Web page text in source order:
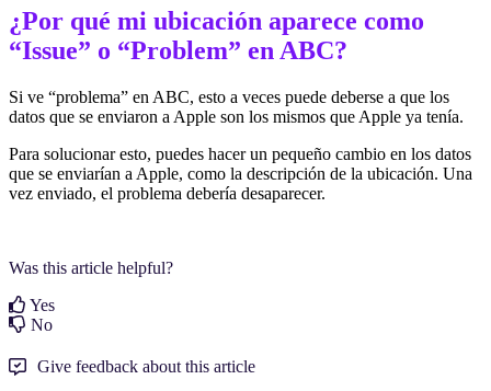
¿Por qué mi ubicación aparece como
“Issue” o “Problem” en ABC?
Si ve “problema” en ABC, esto a veces puede deberse a que los
datos que se enviaron a Apple son los mismos que Apple ya tenía.
Para solucionar esto, puedes hacer un pequeño cambio en los datos
que se enviarían a Apple, como la descripción de la ubicación. Una
vez enviado, el problema debería desaparecer.
Was this article helpful?
Yes
No
Give feedback about this article